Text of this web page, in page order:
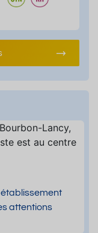
attentions